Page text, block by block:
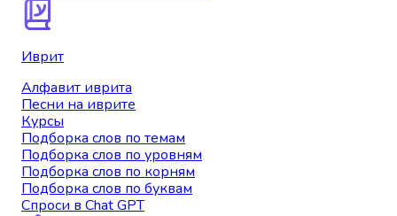
Иврит
Алфавит иврита
Песни на иврите
Курсы
Подборка слов по темам
Подборка слов по уровням
Подборка слов по корням
Подборка слов по буквам
Спроси в Chat GPT